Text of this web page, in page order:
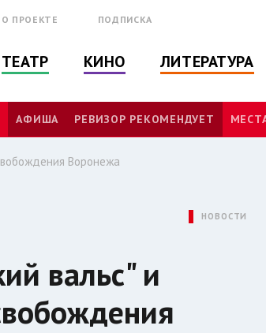
О ПРОЕКТЕ ПОДПИСКА
ТЕАТР КИНО ЛИТЕРАТУРА
АФИША РЕВИЗОР РЕКОМЕНДУЕТ
Воронежа
НОВОСТИ
вальс" и